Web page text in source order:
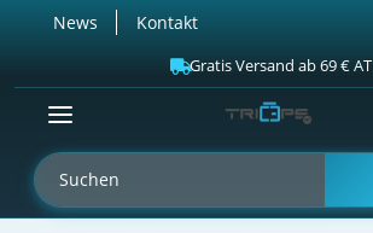
News Kontakt
Gratis Versand ab 69 € AT